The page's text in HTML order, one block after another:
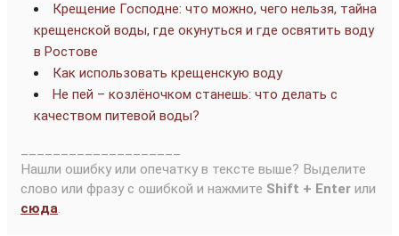
Крещение Господне: что можно, чего нельзя, тайна
крещенской воды, где окунуться и где освятить воду
в Ростове
Как использовать крещенскую воду
Не пей – козлёночком станешь: что делать с
качеством питевой воды?
Нашли ошибку или опечатку в тексте выше? Выделите
слово или фразу с ошибкой и нажмите Shift + Enter или
сюда.